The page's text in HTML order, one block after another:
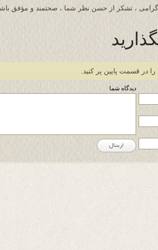
، تشکر از حسن نظر شما ، صحتمند و مؤفق
در قسمت پایین پر کنید.
دیدگاه شما